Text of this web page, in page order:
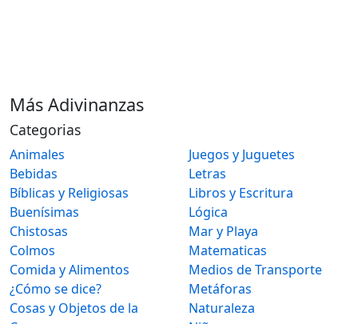
Más Adivinanzas
Categorias
Animales
Bebidas
Bíblicas y Religiosas
Buenísimas
Chistosas
Colmos
Comida y Alimentos
¿Cómo se dice?
Cosas y Objetos de la
Juegos y Juguetes
Letras
Libros y Escritura
Lógica
Mar y Playa
Matematicas
Medios de Transporte
Metáforas
Naturaleza